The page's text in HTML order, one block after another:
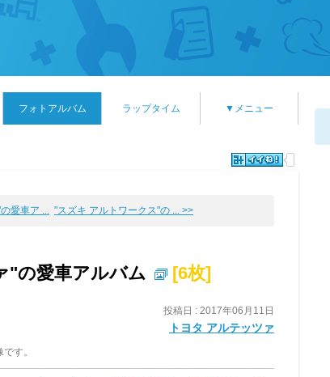
フォトアルバム ラップタイム ▼メニュー
愛車ア ... "スズキ アルトワークス"の ... >>
"の愛車アルバム [6枚]
投稿日 : 2017年06月11日
トヨタ アルテッツァ
す。